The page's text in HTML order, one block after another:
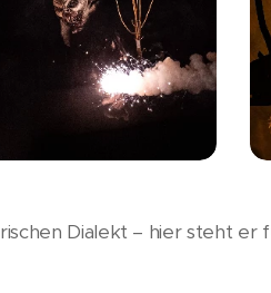
Dialekt – hier steht er